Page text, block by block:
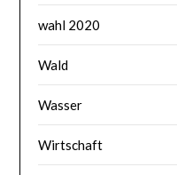
wahl 2020
Wald
Wasser
Wirtschaft